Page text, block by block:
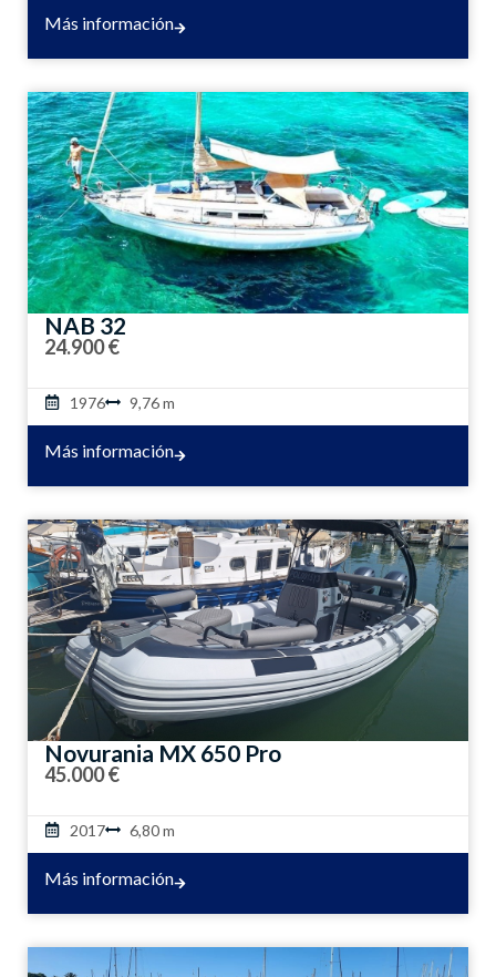
Más información
NAB 32
24.900 €
1976 9,76 m
Más información
Novurania MX 650 Pro
45.000 €
2017 6,80 m
Más información